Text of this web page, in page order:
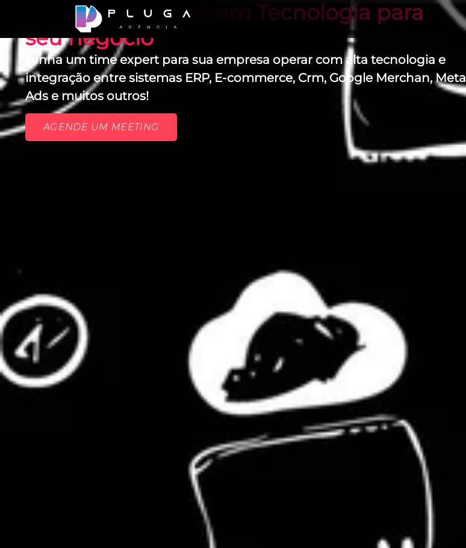
Alta Performance em Tecnologia para
seu negócio
Tenha um time expert para sua empresa operar com alta tecnologia e
integração entre sistemas ERP, E-commerce, Crm, Google Merchan, Meta
Ads e muitos outros!
AGENDE UM MEETING